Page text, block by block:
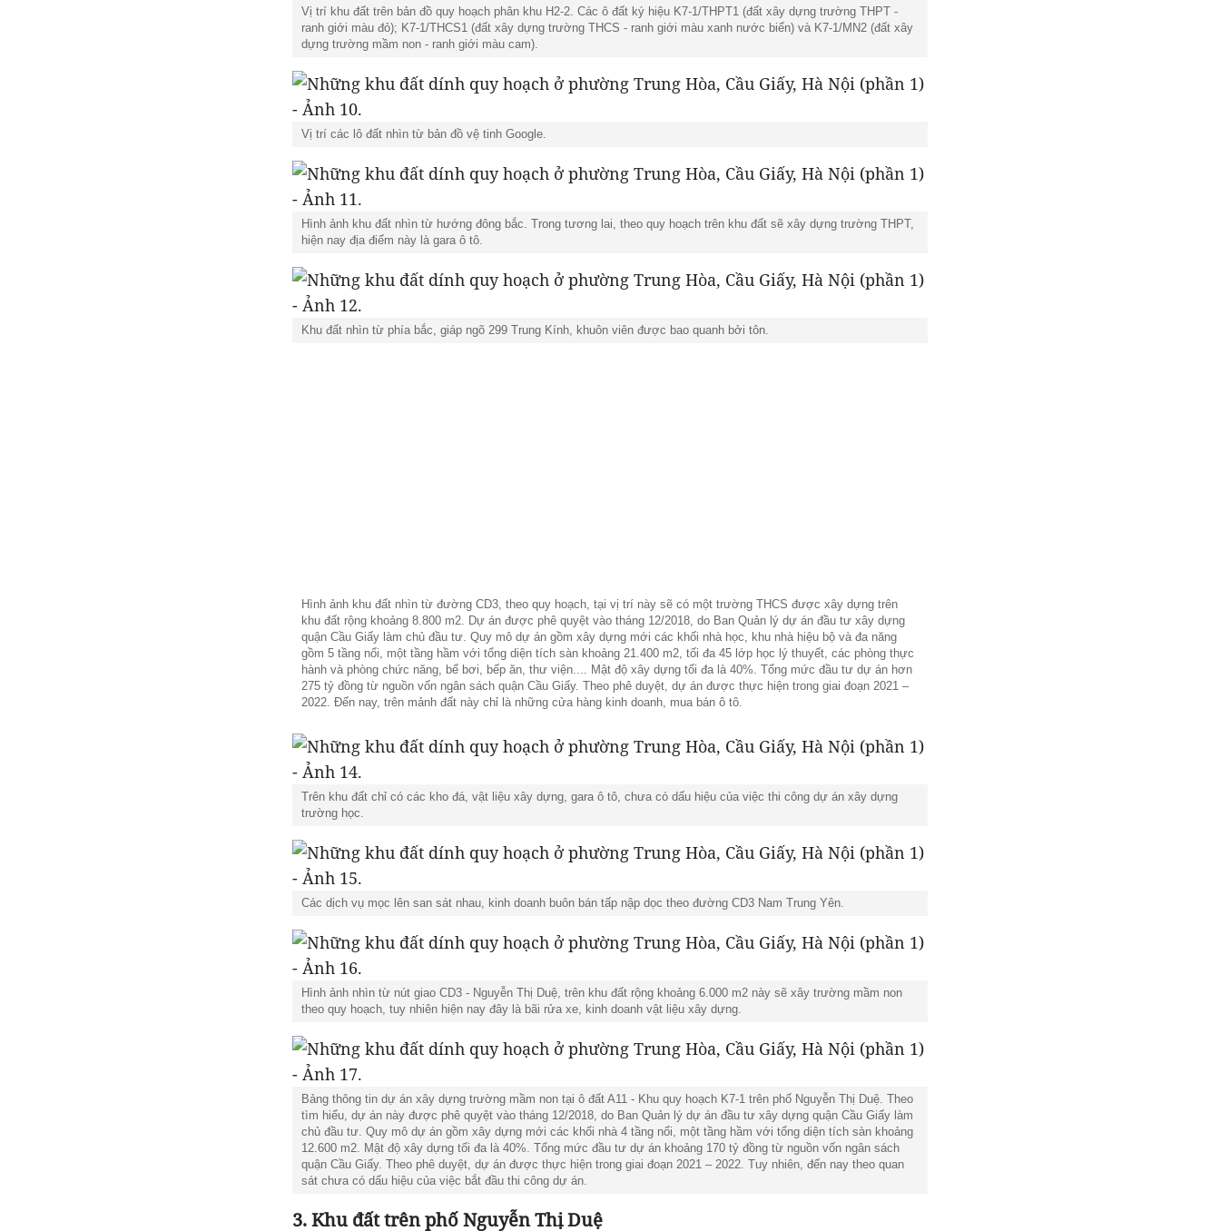
Vị trí khu đất trên bản đồ quy hoạch phân khu H2-2. Các ô đất ký hiệu K7-1/THPT1 (đất xây dựng trường THPT -
ranh giới màu đỏ); K7-1/THCS1 (đất xây dựng trường THCS - ranh giới màu xanh nước biển) và K7-1/MN2 (đất xây
dựng trường mầm non - ranh giới màu cam).
Vị trí các lô đất nhìn từ bản đồ vệ tinh Google.
Hình ảnh khu đất nhìn từ hướng đông bắc. Trong tương lai, theo quy hoạch trên khu đất sẽ xây dựng trường THPT,
hiện nay địa điểm này là gara ô tô.
Khu đất nhìn từ phía bắc, giáp ngõ 299 Trung Kính, khuôn viên được bao quanh bởi tôn.
Hình ảnh khu đất nhìn từ đường CD3, theo quy hoạch, tại vị trí này sẽ có một trường THCS được xây dựng trên
khu đất rộng khoảng 8.800 m2. Dự án được phê quyệt vào tháng 12/2018, do Ban Quản lý dự án đầu tư xây dựng
quận Cầu Giấy làm chủ đầu tư. Quy mô dự án gồm xây dựng mới các khối nhà học, khu nhà hiệu bộ và đa năng
gồm 5 tầng nổi, một tầng hầm với tổng diện tích sàn khoảng 21.400 m2, tối đa 45 lớp học lý thuyết, các phòng thực
hành và phòng chức năng, bể bơi, bếp ăn, thư viện.... Mật độ xây dựng tối đa là 40%. Tổng mức đầu tư dự án hơn
275 tỷ đồng từ nguồn vốn ngân sách quận Cầu Giấy. Theo phê duyệt, dự án được thực hiện trong giai đoạn 2021 –
2022. Đến nay, trên mảnh đất này chỉ là những cửa hàng kinh doanh, mua bán ô tô.
Trên khu đất chỉ có các kho đá, vật liệu xây dựng, gara ô tô, chưa có dấu hiệu của việc thi công dự án xây dựng
trường học.
Các dịch vụ mọc lên san sát nhau, kinh doanh buôn bán tấp nập dọc theo đường CD3 Nam Trung Yên.
Hình ảnh nhìn từ nút giao CD3 - Nguyễn Thị Duệ, trên khu đất rộng khoảng 6.000 m2 này sẽ xây trường mầm non
theo quy hoạch, tuy nhiên hiện nay đây là bãi rửa xe, kinh doanh vật liệu xây dựng.
Bảng thông tin dự án xây dựng trường mầm non tại ô đất A11 - Khu quy hoạch K7-1 trên phố Nguyễn Thị Duệ. Theo
tìm hiểu, dự án này được phê quyệt vào tháng 12/2018, do Ban Quản lý dự án đầu tư xây dựng quận Cầu Giấy làm
chủ đầu tư. Quy mô dự án gồm xây dựng mới các khối nhà 4 tầng nổi, một tầng hầm với tổng diện tích sàn khoảng
12.600 m2. Mật độ xây dựng tối đa là 40%. Tổng mức đầu tư dự án khoảng 170 tỷ đồng từ nguồn vốn ngân sách
quận Cầu Giấy. Theo phê duyệt, dự án được thực hiện trong giai đoạn 2021 – 2022. Tuy nhiên, đến nay theo quan
sát chưa có dấu hiệu của việc bắt đầu thi công dự án.
3. Khu đất trên phố Nguyễn Thị Duệ